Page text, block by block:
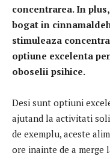
concentrarea. In
bogat in
stimuleaza
optiune excelenta
oboselii psihice.
Desi sunt optiuni
ajutand la activitati
de exemplu, aceste
ore inainte de a merge